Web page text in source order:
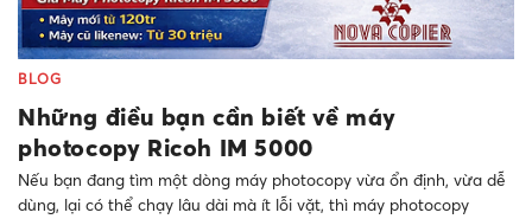
BLOG
Những điều bạn cần biết về máy
photocopy Ricoh IM 5000
Nếu bạn đang tìm một dòng máy photocopy vừa ổn định, vừa dễ
dùng, lại có thể chạy lâu dài mà ít lỗi vặt, thì máy photocopy